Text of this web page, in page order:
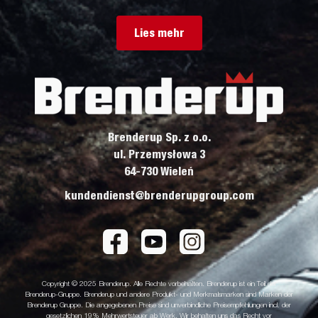
Lies mehr
Brenderup Sp. z o.o.
ul. Przemysłowa 3
64-730 Wieleń
kundendienst@brenderupgroup.com
Copyright © 2025 Brenderup. Alle Rechte vorbehalten. Brenderup ist ein Teil der
Brenderup-Gruppe. Brenderup und andere Produkt- und Merkmalsmarken sind Marken der
Brenderup Gruppe. Die angegebenen Preise sind unverbindliche Preisempfehlungen incl. der
gesetzlichen 19% Mehrwertsteuer ab Werk. Wir behalten uns das Recht vor